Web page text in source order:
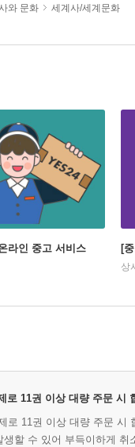
와 문화 세계사/세계문화
라인 중고 서비스 [
상
로 11권 이상 대량 주문 시
로 11권 이상 대량 주문
생할 수 있어 부득이하게 취